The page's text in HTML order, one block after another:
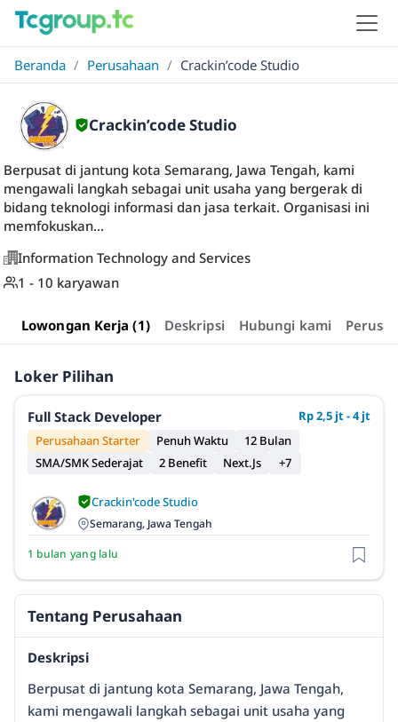
Beranda / Perusahaan / Crackin’code Studio
Crackin’code Studio
Berpusat di jantung kota Semarang, Jawa Tengah, kami
mengawali langkah sebagai unit usaha yang bergerak di
bidang teknologi informasi dan jasa terkait. Organisasi ini
memfokuskan...
Information Technology and Services
1 - 10 karyawan
Lowongan Kerja (1) Deskripsi Hubungi kami
Loker Pilihan
Full Stack Developer
Rp 2,5 jt - 4 jt
Perusahaan Starter
Penuh Waktu
12 Bulan
SMA/SMK Sederajat
2 Benefit Next.Js +7
Crackin'code Studio
Semarang, Jawa Tengah
1 bulan yang lalu
Tentang Perusahaan
Deskripsi
Berpusat di jantung kota Semarang, Jawa Tengah,
kami mengawali langkah sebagai unit usaha yang